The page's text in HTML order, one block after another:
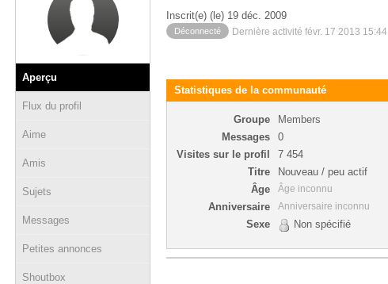
Aperçu
Flux du profil
Aime
Amis
Sujets
Messages
Petites annonces
Shoutbox
Inscrit(e) (le) 19 déc. 2009
Déconnecté Dernière activité févr. 17 2013 15:44
Statistiques de la communauté
Groupe
Members
Messages
0
Visites sur le profil
7 454
Titre
Nouveau / peu actif
Âge
Âge inconnu
Anniversaire Anniversaire inconnu
Sexe Non spécifié